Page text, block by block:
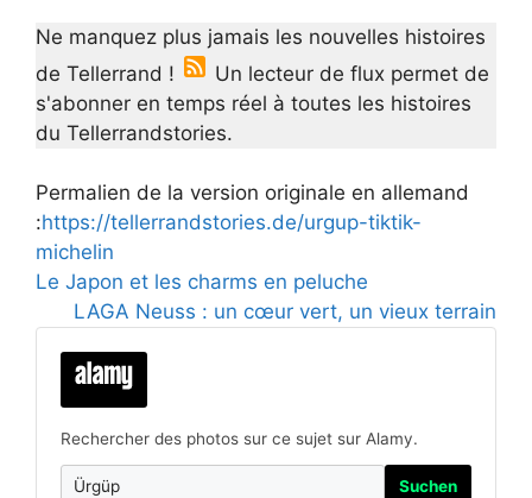
Ne manquez plus jamais les nouvelles histoires
de Tellerrand !
Un lecteur de flux permet de
s'abonner en temps réel à toutes les histoires
du Tellerrandstories.
Permalien de la version originale en allemand
:https://tellerrandstories.de/urgup-tiktik-
michelin
Le Japon et les charms en peluche
LAGA Neuss : un cœur vert, un vieux terrain
Rechercher des photos sur ce sujet sur Alamy.
Suchen